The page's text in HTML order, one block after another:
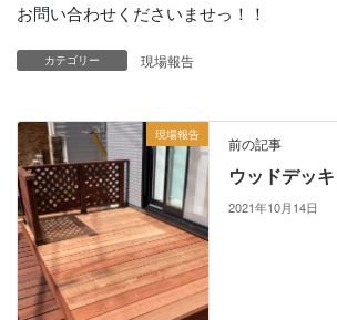
お問い合わせくださいませっ！！
カテゴリー 現場報告
現場報告 前の記事
ウッドデッ
2021年10月14日